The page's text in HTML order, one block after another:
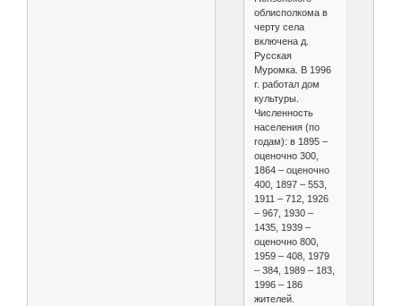
облисполкома в
черту села
включена д.
Русская
Муромка. В 1996
г. работал дом
культуры.
Численность
населения (по
годам): в 1895 –
оценочно 300,
1864 – оценочно
400, 1897 – 553,
1911 – 712, 1926
– 967, 1930 –
1435, 1939 –
оценочно 800,
1959 – 408, 1979
– 384, 1989 – 183,
1996 – 186
жителей.